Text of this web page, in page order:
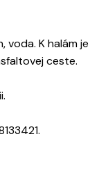
voda. K halám je
ceste.